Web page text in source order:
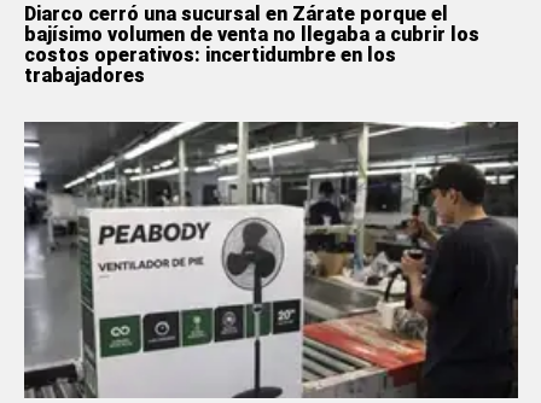
Diarco cerró una sucursal en Zárate porque el
bajísimo volumen de venta no llegaba a cubrir los
costos operativos: incertidumbre en los
trabajadores